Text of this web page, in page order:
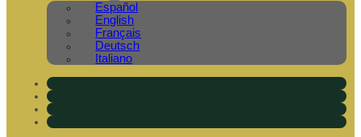
Español
English
Français
Deutsch
Italiano